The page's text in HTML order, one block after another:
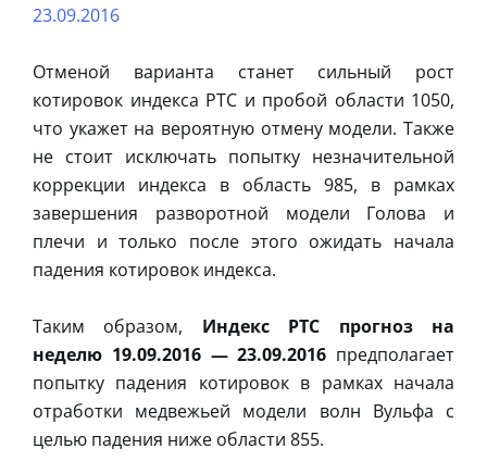
Отменой варианта станет сильный рост
котировок индекса РТС и пробой области 1050,
что укажет на вероятную отмену модели. Также
не стоит исключать попытку незначительной
коррекции индекса в область 985, в рамках
завершения разворотной модели Голова и
плечи и только после этого ожидать начала
падения котировок индекса.
Таким образом, Индекс РТС прогноз на
неделю 19.09.2016 — 23.09.2016 предполагает
попытку падения котировок в рамках начала
отработки медвежьей модели волн Вульфа с
целью падения ниже области 855.